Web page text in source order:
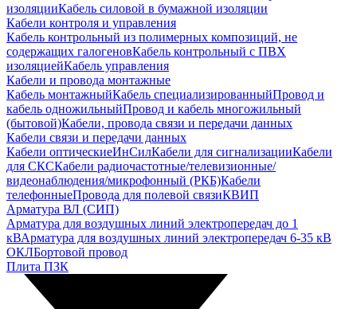
изоляцииКабель силовой в бумажной изоляции
Кабели контроля и управления
Кабель контрольный из полимерных композиций, не
содержащих галогеновКабель контрольный с ПВХ
изоляциейКабель управления
Кабели и провода монтажные
Кабель монтажныйКабель специализированныйПровод и
кабель одножильныйПровод и кабель многожильный
(бытовой)Кабели, провода связи и передачи данных
Кабели связи и передачи данных
Кабели оптическиеИнСилКабели для сигнализацииКабели
для СКСКабели радиочастотные/телевизионные/
видеонаблюдения/микрофонный (РКБ)Кабели
телефонныеПровода для полевой связиКВИП
Арматура ВЛ (СИП)
Арматура для воздушных линий электропередач до 1
кВАрматура для воздушных линий электропередач 6-35 кВ
ОКЛБортовой провод
Плита ПЗК